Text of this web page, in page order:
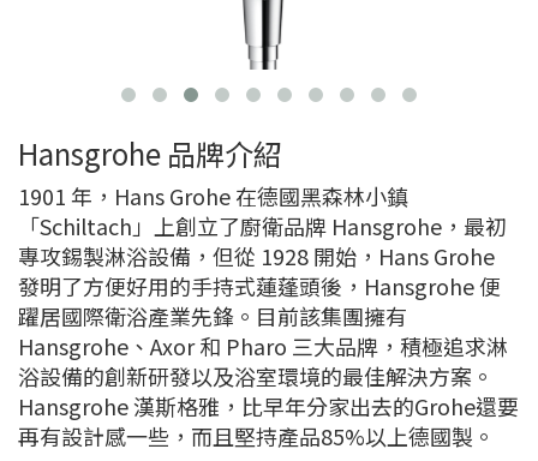
Hansgrohe 品牌介紹
1901 年，Hans Grohe 在德國黑森林小鎮
「Schiltach」上創立了廚衛品牌 Hansgrohe，最初
專攻錫製淋浴設備，但從 1928 開始，Hans Grohe
發明了方便好用的手持式蓮蓬頭後，Hansgrohe 便
躍居國際衛浴產業先鋒。目前該集團擁有
Hansgrohe、Axor 和 Pharo 三大品牌，積極追求淋
浴設備的創新研發以及浴室環境的最佳解決方案。
Hansgrohe 漢斯格雅，比早年分家出去的Grohe還要
再有設計感一些，而且堅持產品85%以上德國製。